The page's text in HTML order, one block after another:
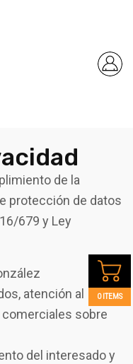
de la
protección de datos
679 y Ley
atención al
sobre
del interesado y
0 ITEMS